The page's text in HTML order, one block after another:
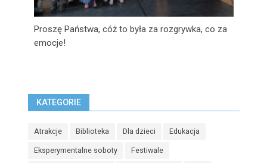
Proszę Państwa, cóż to była za rozgrywka, co za
emocje!
KATEGORIE
Atrakcje Biblioteka Dla dzieci Edukacja
Eksperymentalne soboty Festiwale